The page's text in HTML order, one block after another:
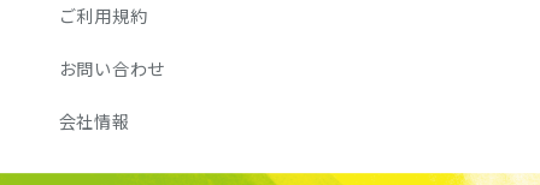
ご利用規約
お問い合わせ
会社情報